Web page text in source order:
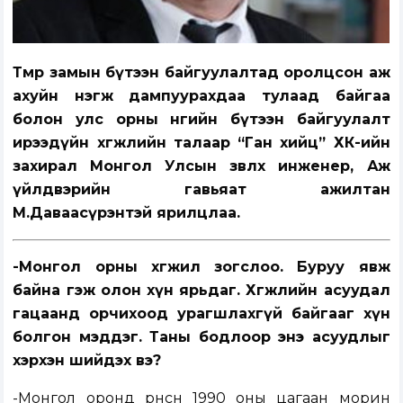
Төмөр замын бүтээн байгуулалтад оролцсон аж
ахуйн нэгж дампуурахдаа тулаад байгаа
болон улс орны өнөөгийн бүтээн байгуулалт
ирээдүйн хөгжлийн талаар “Ган хийц” ХК-ийн
захирал Монгол Улсын зөвлөх инженер, Аж
үйлдвэрийн гавьяат ажилтан
М.Даваасүрэнтэй ярилцлаа.
-Монгол орны хөгжил зогслоо. Буруу явж
байна гэж олон хүн ярьдаг. Хөгжлийн асуудал
гацаанд орчихоод урагшлахгүй байгааг хүн
болгон мэддэг. Таны бодлоор энэ асуудлыг
хэрхэн шийдэх вэ?
-Монгол оронд өрнөсөн 1990 оны цагаан морин